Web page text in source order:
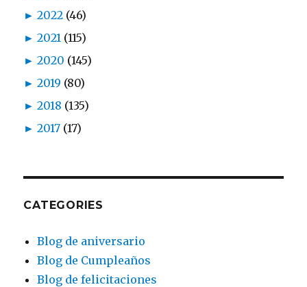
► 2022 (46)
► 2021 (115)
► 2020 (145)
► 2019 (80)
► 2018 (135)
► 2017 (17)
CATEGORIES
Blog de aniversario
Blog de Cumpleaños
Blog de felicitaciones